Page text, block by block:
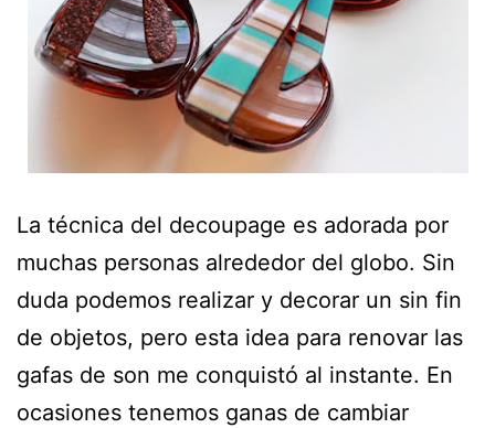
La técnica del decoupage es adorada por
muchas personas alrededor del globo. Sin
duda podemos realizar y decorar un sin fin
de objetos, pero esta idea para renovar las
gafas de son me conquistó al instante. En
ocasiones tenemos ganas de cambiar